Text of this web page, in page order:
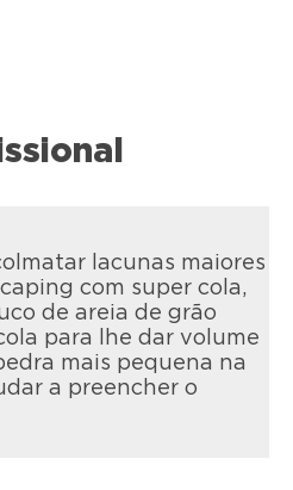
lacunas maiores
com super cola,
de areia de grão
para lhe dar volume
mais pequena na
a preencher o